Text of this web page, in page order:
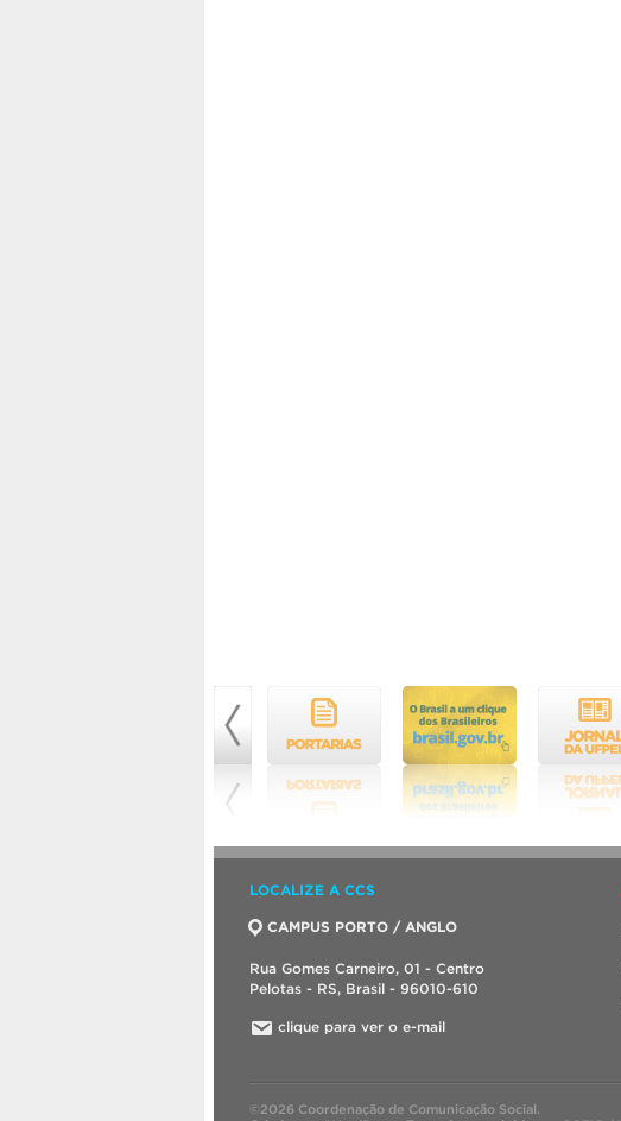
LOCALIZE A CCS
CAMPUS PORTO / ANGLO
Rua Gomes Carneiro, 01 - Centro
Pelotas - RS, Brasil - 96010-610
clique para ver o e-mail
©2026 Coordenação de Comunicação Social.